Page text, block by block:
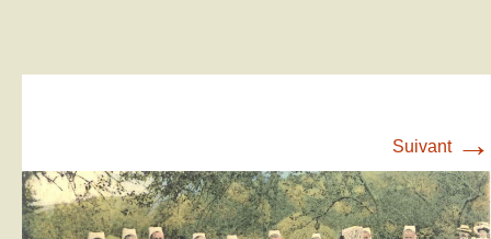
Suivant →